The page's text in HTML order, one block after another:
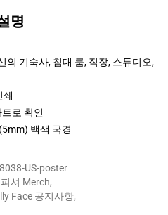
명
의 기숙사, 침대 룸, 직장, 스튜디오,
쇄
로 확인
백색 국경
US-poster
셔 Merch,
Face 공지사항,